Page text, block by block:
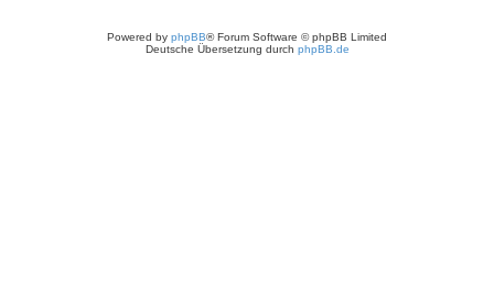
Powered by phpBB® Forum Software © phpBB Limited
Deutsche Übersetzung durch phpBB.de